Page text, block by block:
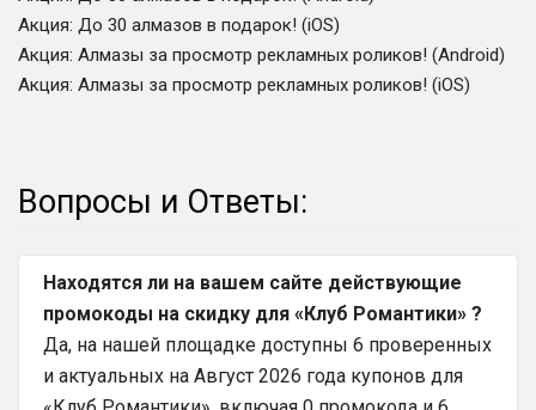
Акция: До 30 алмазов в подарок! (iOS)
Акция: Алмазы за просмотр рекламных роликов! (Android)
Акция: Алмазы за просмотр рекламных роликов! (iOS)
Вопросы и Ответы:
Находятся ли на вашем сайте действующие
промокоды на скидку для «Клуб Романтики» ?
Да, на нашей площадке доступны 6 проверенных
и актуальных на Август 2026 года купонов для